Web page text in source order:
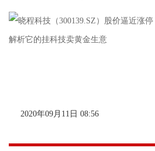
2020年09月11日 08:56